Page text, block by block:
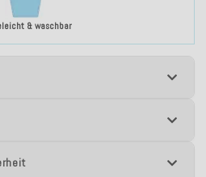
& waschbar